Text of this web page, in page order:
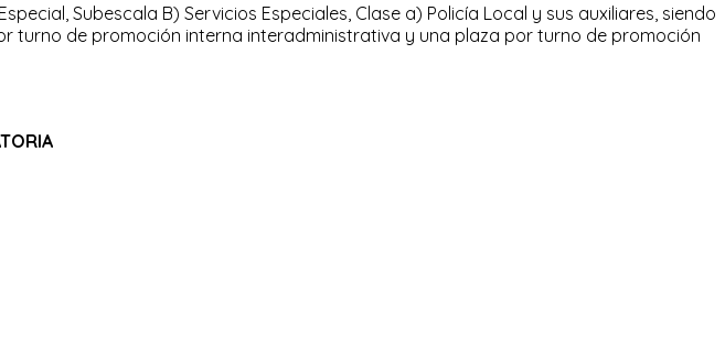
Subescala B) Servicios Especiales, Clase a) Policía Local y sus auxiliares, siendo
turno de promoción interna interadministrativa y una plaza por turno de promoción